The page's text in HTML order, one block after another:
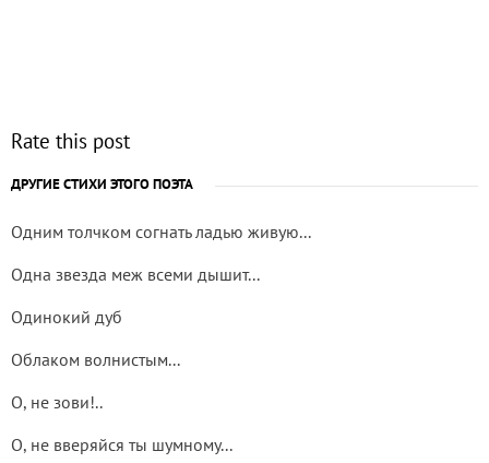
Rate this post
ДРУГИЕ СТИХИ ЭТОГО ПОЭТА
Одним толчком согнать ладью живую...
Одна звезда меж всеми дышит...
Одинокий дуб
Облаком волнистым...
О, не зови!..
О, не вверяйся ты шумному...